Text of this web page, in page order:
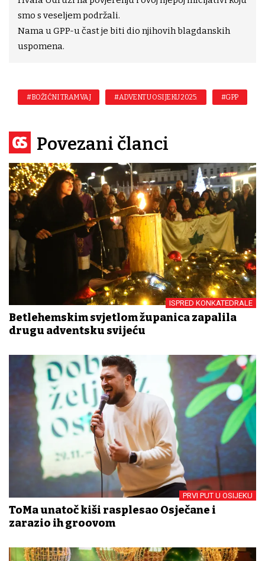
smo s veseljem podržali.
Nama u GPP-u čast je biti dio njihovih blagdanskih
uspomena.
#BOŽIĆNI TRAMVAJ #ADVENT U OSIJEKU 2025. #GPP
Povezani članci
ISPRED KONKATEDRALE
Betlehemskim svjetlom županica zapalila
drugu adventsku svijeću
PRVI PUT U OSIJEKU
ToMa unatoč kiši rasplesao Osječane i
zarazio ih groovom